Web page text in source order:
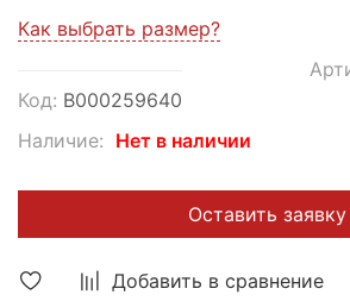
Добавить в сравнение
Как выбрать размер?
Код: В000259640
Наличие: Нет в наличии
Оставить заявку